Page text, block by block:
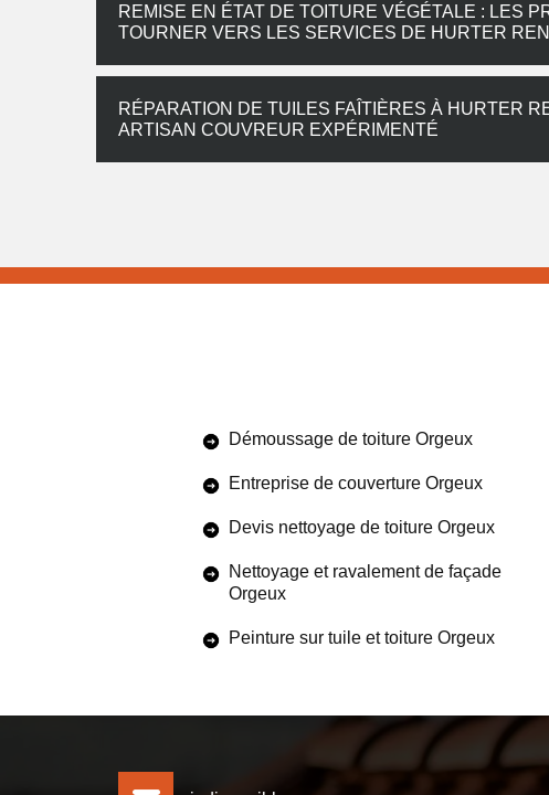
REMISE EN ÉTAT DE TOITURE VÉGÉTALE : LES
TOURNER VERS LES SERVICES DE HURTER
RÉPARATION DE TUILES FAÎTIÈRES À HURTER
ARTISAN COUVREUR EXPÉRIMENTÉ
Démoussage de toiture Orgeux
Entreprise de couverture Orgeux
Devis nettoyage de toiture Orgeux
Nettoyage et ravalement de façade
Orgeux
Peinture sur tuile et toiture Orgeux